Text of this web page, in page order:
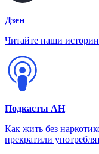
Дзен
Читайте наши
Подкасты АН
Как жить без
прекратили